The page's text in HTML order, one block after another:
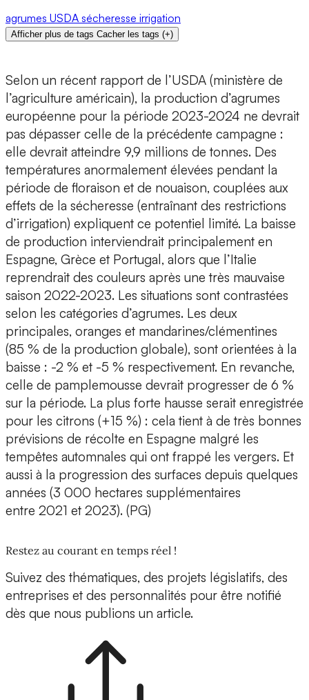
agrumes USDA sécheresse irrigation
Afficher plus de tags Cacher les tags (+)
Selon un récent rapport de l’USDA (ministère de
l’agriculture américain), la production d’agrumes
européenne pour la période 2023-2024 ne devrait
pas dépasser celle de la précédente campagne :
elle devrait atteindre 9,9 millions de tonnes. Des
températures anormalement élevées pendant la
période de floraison et de nouaison, couplées aux
effets de la sécheresse (entraînant des restrictions
d’irrigation) expliquent ce potentiel limité. La baisse
de production interviendrait principalement en
Espagne, Grèce et Portugal, alors que l’Italie
reprendrait des couleurs après une très mauvaise
saison 2022-2023. Les situations sont contrastées
selon les catégories d’agrumes. Les deux
principales, oranges et mandarines/clémentines
(85 % de la production globale), sont orientées à la
baisse : -2 % et -5 % respectivement. En revanche,
celle de pamplemousse devrait progresser de 6 %
sur la période. La plus forte hausse serait enregistrée
pour les citrons (+15 %) : cela tient à de très bonnes
prévisions de récolte en Espagne malgré les
tempêtes automnales qui ont frappé les vergers. Et
aussi à la progression des surfaces depuis quelques
années (3 000 hectares supplémentaires
entre 2021 et 2023). (PG)
Restez au courant en temps réel !
Suivez des thématiques, des projets législatifs, des
entreprises et des personnalités pour être notifié
dès que nous publions un article.